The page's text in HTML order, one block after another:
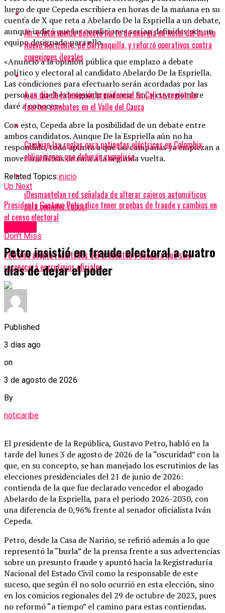
luego de que Cepeda escribiera en horas de la mañana en su
cuenta de X que reta a Abelardo De la Espriella a un debate,
aunque indicó que las condiciones serían definidas por un
equipo designado para ello.
«Anuncio a la opinión pública que emplazo a debate
político y electoral al candidato Abelardo De la Espriella.
Las condiciones para efectuarlo serán acordadas por las
personas que he designado para ese fin, y cuyo nombre
daré a conocer».
Con esto, Cepeda abre la posibilidad de un debate entre
ambos candidatos. Aunque De la Espriella aún no ha
respondido, todo apunta a que las campañas ya empiezan a
mover sus fichas de cara a la segunda vuelta.
Related Topics:inicio
Up Next
Presidente Gustavo Petro dice tener pruebas de fraude y cambios en
el censo electoral
Don't Miss
Petro no acepta resultados del preconteo y asegura que solo
reconocerá escrutinios oficiales
Air-e Intervenida detectó hurto de energía en hotel del barrio
Nuevo Horizonte, de Barranquilla, y reforzó operativos contra
conexiones ilegales
A un día de la posesión presidencial en Cali se registran
fuertes combates en el Valle del Cauca
Cambian las reglas para patinetas eléctricas en Colombia:
obligaciones que deberán cumplirse
¡Desmantelan red señalada de alterar cajeros automáticos
para cometer robos!
Petro insistió en fraude electoral a cuatro
días de dejar el poder
Published
3 días ago
on
3 de agosto de 2026
By
noticaribe
El presidente de la República, Gustavo Petro, habló en la
tarde del lunes 3 de agosto de 2026 de la “oscuridad” con la
que, en su concepto, se han manejado los escrutinios de las
elecciones presidenciales del 21 de junio de 2026:
contienda de la que fue declarado vencedor el abogado
Abelardo de la Espriella, para el periodo 2026-2030, con
una diferencia de 0,96% frente al senador oficialista Iván
Cepeda.
Petro, desde la Casa de Nariño, se refirió además a lo que
representó la “burla” de la prensa frente a sus advertencias
sobre un presunto fraude y apuntó hacia la Registraduría
Nacional del Estado Civil como la responsable de este
suceso, que según él no solo ocurrió en esta elección, sino
en los comicios regionales del 29 de octubre de 2023, pues
no reformó “a tiempo” el camino para estas contiendas.